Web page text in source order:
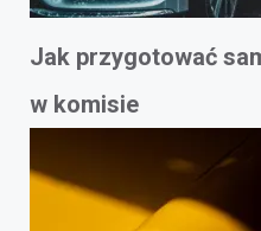
Jak przygotować
w komisie